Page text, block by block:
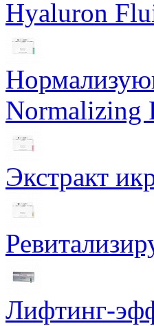
Hyaluron
Normalizing
Экстракт
Лифтинг-